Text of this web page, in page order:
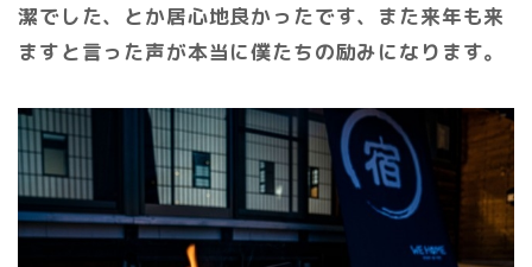
潔でした、とか居心地良かったです、また来年も来
ますと言った声が本当に僕たちの励みになります。